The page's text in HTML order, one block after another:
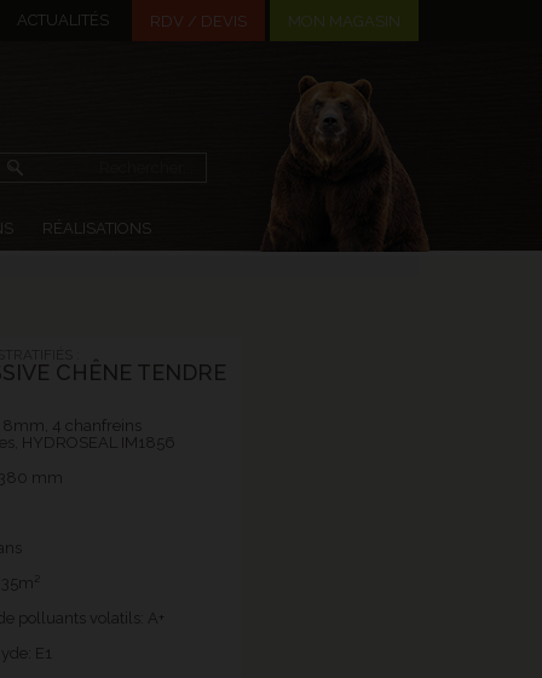
CHÊNE TENDRE
8mm, 4 chanfreins
HYDROSEAL IM1856
mm
polluants volatils: A+
E1
ACTUALITÉS RDV / DEVIS MON MAGASIN
RÉALISATIONS